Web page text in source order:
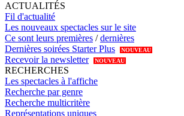
ACTUALITÉS
Fil d'actualité
Les nouveaux spectacles sur le site
Ce sont leurs premières /dernières
Dernières soirées Starter Plus
NOUVEAU
Recevoir la newsletter NOUVEAU
RECHERCHES
Les spectacles à l'affiche
Recherche par genre
Recherche multicritère
Représentations uniques